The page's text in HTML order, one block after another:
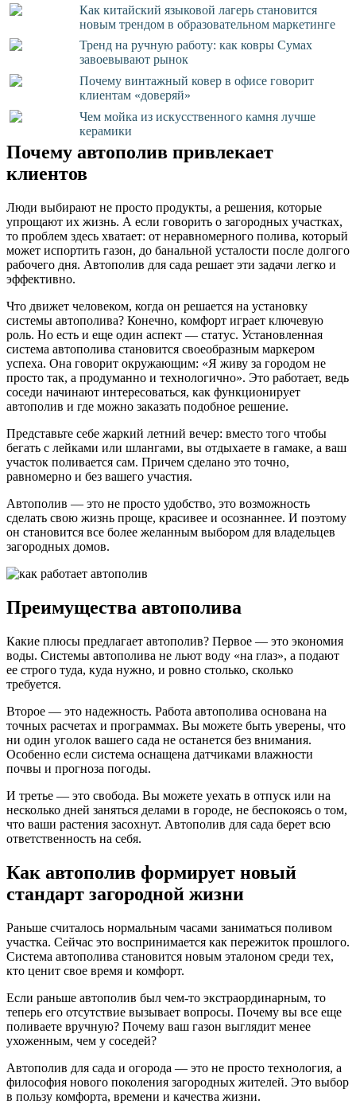
Как китайский языковой лагерь становится
новым трендом в образовательном маркетинге
Тренд на ручную работу: как ковры Сумах
завоевывают рынок
Почему винтажный ковер в офисе говорит
клиентам «доверяй»
Чем мойка из искусственного камня лучше
керамики
Почему автополив привлекает
клиентов
Люди выбирают не просто продукты, а решения, которые
упрощают их жизнь. А если говорить о загородных участках,
то проблем здесь хватает: от неравномерного полива, который
может испортить газон, до банальной усталости после долгого
рабочего дня. Автополив для сада решает эти задачи легко и
эффективно.
Что движет человеком, когда он решается на установку
системы автополива? Конечно, комфорт играет ключевую
роль. Но есть и еще один аспект — статус. Установленная
система автополива становится своеобразным маркером
успеха. Она говорит окружающим: «Я живу за городом не
просто так, а продуманно и технологично». Это работает, ведь
соседи начинают интересоваться, как функционирует
автополив и где можно заказать подобное решение.
Представьте себе жаркий летний вечер: вместо того чтобы
бегать с лейками или шлангами, вы отдыхаете в гамаке, а ваш
участок поливается сам. Причем сделано это точно,
равномерно и без вашего участия.
Автополив — это не просто удобство, это возможность
сделать свою жизнь проще, красивее и осознаннее. И поэтому
он становится все более желанным выбором для владельцев
загородных домов.
Преимущества автополива
Какие плюсы предлагает автополив? Первое — это экономия
воды. Системы автополива не льют воду «на глаз», а подают
ее строго туда, куда нужно, и ровно столько, сколько
требуется.
Второе — это надежность. Работа автополива основана на
точных расчетах и программах. Вы можете быть уверены, что
ни один уголок вашего сада не останется без внимания.
Особенно если система оснащена датчиками влажности
почвы и прогноза погоды.
И третье — это свобода. Вы можете уехать в отпуск или на
несколько дней заняться делами в городе, не беспокоясь о том,
что ваши растения засохнут. Автополив для сада берет всю
ответственность на себя.
Как автополив формирует новый
стандарт загородной жизни
Раньше считалось нормальным часами заниматься поливом
участка. Сейчас это воспринимается как пережиток прошлого.
Система автополива становится новым эталоном среди тех,
кто ценит свое время и комфорт.
Если раньше автополив был чем-то экстраординарным, то
теперь его отсутствие вызывает вопросы. Почему вы все еще
поливаете вручную? Почему ваш газон выглядит менее
ухоженным, чем у соседей?
Автополив для сада и огорода — это не просто технология, а
философия нового поколения загородных жителей. Это выбор
в пользу комфорта, времени и качества жизни.